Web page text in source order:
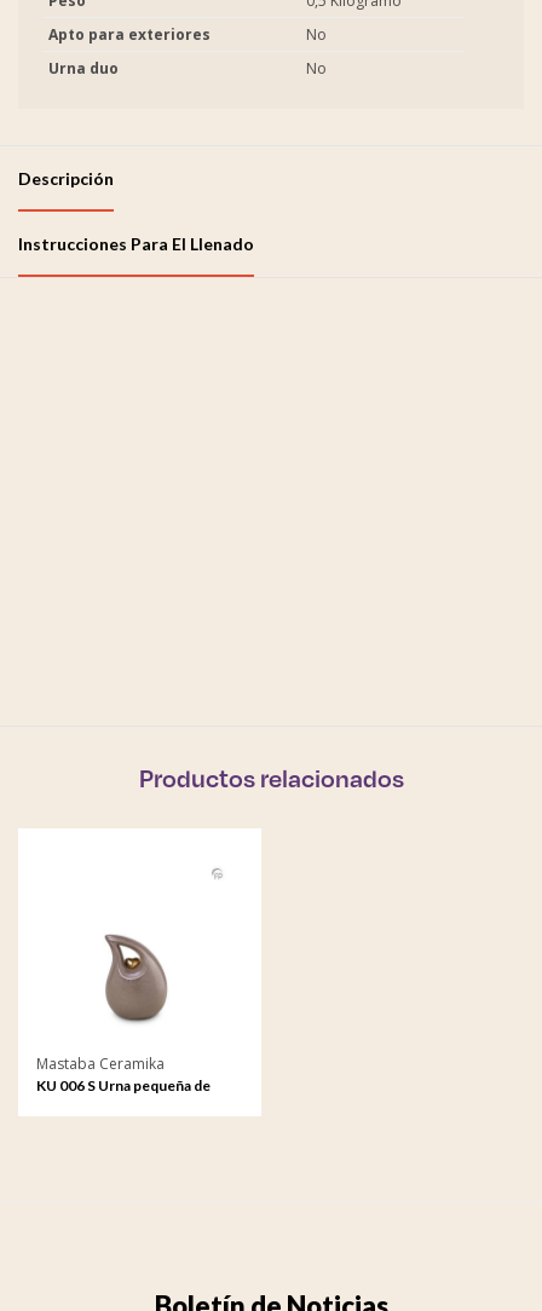
Apto para exteriores
No
Urna duo
No
Descripción
Instrucciones Para El Llenado
Productos relacionados
Mastaba Ceramika
KU 006 S Urna pequeña de